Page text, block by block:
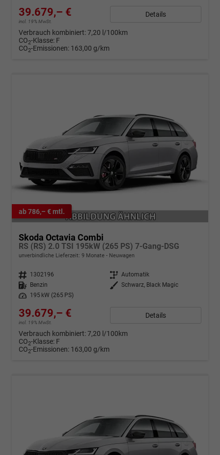
39.679,– €
incl. 19% MwSt.
Details
Verbrauch kombiniert:7,20 l/100km
CO2-Klasse: F
CO2-Emissionen: 163,00 g/km
ab 786,– € mtl.
Skoda Octavia Combi
RS (RS) 2.0 TSI 195kW (265 PS) 7-Gang-DSG
unverbindliche Lieferzeit: 9 Monate Neuwagen
Fahrzeugnr. 1302196 Getriebe Automatik
Kraftstoff
Benzin Außenfarbe Schwarz, Black Magic
Leistung
195 kW (265 PS)
39.679,– €
incl. 19% MwSt.
Details
Verbrauch kombiniert:7,20 l/100km
CO2-Klasse: F
CO2-Emissionen: 163,00 g/km